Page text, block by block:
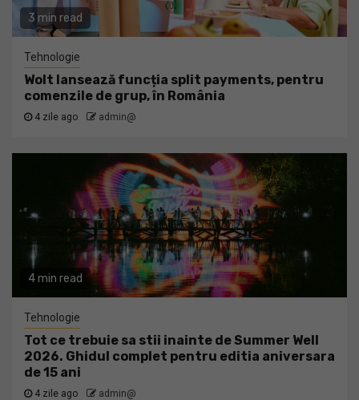
3 min read
Tehnologie
Wolt lansează funcția split payments, pentru
comenzile de grup, în România
4 zile ago admin@
4 min read
Tehnologie
Tot ce trebuie sa stii inainte de Summer Well
2026. Ghidul complet pentru editia aniversara
de 15 ani
4 zile ago admin@